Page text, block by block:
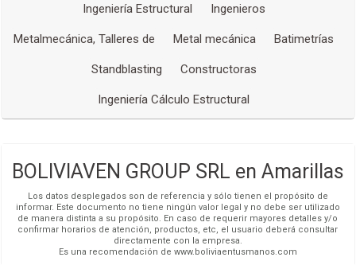
Ingeniería Estructural Ingenieros
Metalmecánica, Talleres de Metal mecánica Batimetrías
Standblasting Constructoras
Ingeniería Cálculo Estructural
BOLIVIAVEN GROUP SRL en Amarillas
Los datos desplegados son de referencia y sólo tienen el propósito de
informar. Este documento no tiene ningún valor legal y no debe ser utilizado
de manera distinta a su propósito. En caso de requerir mayores detalles y/o
confirmar horarios de atención, productos, etc, el usuario deberá consultar
directamente con la empresa.
Es una recomendación de www.boliviaentusmanos.com